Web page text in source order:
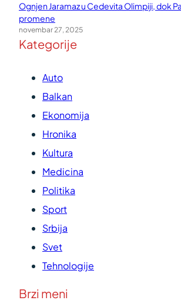
Ognjen Jaramaz u Cedevita Olimpiji, dok
promene
novembar 27, 2025
Kategorije
Auto
Balkan
Ekonomija
Hronika
Kultura
Medicina
Politika
Sport
Srbija
Svet
Tehnologije
Brzi meni